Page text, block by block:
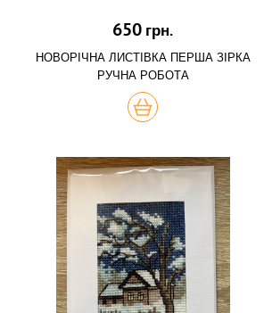
650 грн.
НОВОРІЧНА ЛИСТІВКА ПЕРША ЗІРКА
РУЧНА РОБОТА
КУПИТЬ